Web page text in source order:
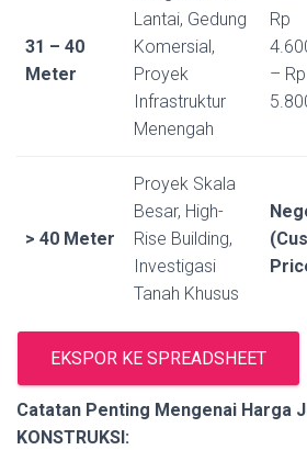
31 – 40
Meter
Lantai, Gedung
Komersial,
Proyek
Infrastruktur
Menengah
Rp
– Rp
> 40 Meter
Proyek Skala
Besar, High-
Rise Building,
Investigasi
Tanah Khusus
EKSPOR KE SPREADSHEET
Catatan Penting Mengenai Harga
KONSTRUKSI: